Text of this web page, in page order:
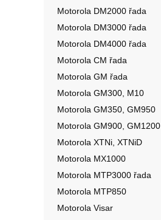
Motorola DM2000 řada
Motorola DM3000 řada
Motorola DM4000 řada
Motorola CM řada
Motorola GM řada
Motorola GM300, M10
Motorola GM350, GM950
Motorola GM900, GM1200
Motorola XTNi, XTNiD
Motorola MX1000
Motorola MTP3000 řada
Motorola MTP850
Motorola Visar